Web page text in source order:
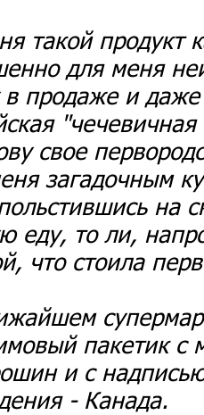
такой продукт
для меня
продаже и
свое
загадочным
на
еду, то ли,
что стоила
пакетик
и с
- Канада.